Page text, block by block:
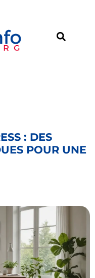
: DES
POUR UNE